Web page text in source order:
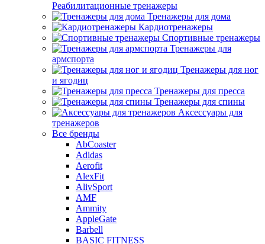
Реабилитационные тренажеры
Тренажеры для дома
Кардиотренажеры
Спортивные тренажеры
Тренажеры для
армспорта
Тренажеры для ног
и ягодиц
Тренажеры для пресса
Тренажеры для спины
Аксессуары для
тренажеров
Все бренды
AbCoaster
Adidas
Aerofit
AlexFit
AlivSport
AMF
Ammity
AppleGate
Barbell
BASIC FITNESS